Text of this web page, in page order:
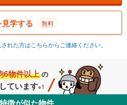
学する 無料
れた方はこちらからご連絡ください。
6物件以上 の
ています※1